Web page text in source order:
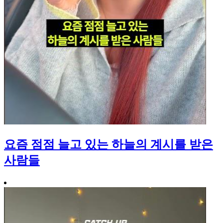
요즘 점점 늘고 있는 하늘의 계시를 받은
사람들